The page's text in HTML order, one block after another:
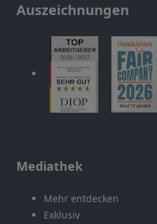
Auszeichnungen
Mediathek
Mehr entdecken
Exklusiv